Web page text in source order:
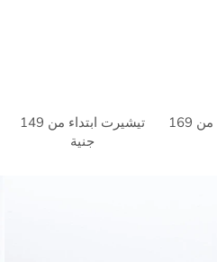
تيشيرت ابتداء من 169
تيشيرت ابتداء من 149
جنية